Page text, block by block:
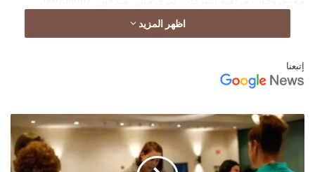
ويعتبر “مورغان ستانلي” أن هذه التطورات تمثل نقطة تحول في
أسواق رأس المال الأميركية، وتؤسس لمرحلة جديدة من النشاط
اظهر المزيد
إتبعنا
انخفاض
الوظائف
القطاع